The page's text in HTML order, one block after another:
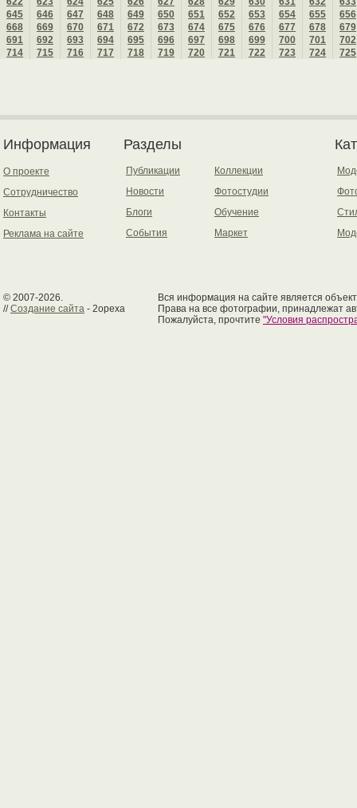
645
646 647 648 649 650 651 652 653 654 655
656
668
669 670 671 672 673 674 675 676 677 678
679
691
692 693 694 695 696 697 698 699 700 701
702
714
715 716 717 718 719 720 721 722 723 724 725
Информация
О проекте
Сотрудничество
Контакты
Реклама на сайте
Разделы
Публикации
Новости
Блоги
События
Коллекции
Фотостудии
Обучение
Маркет
© 2007-2026.
//Создание сайта - 2opexa
Вся информация на сайте является
Права на все фотографии, принадлежат
Пожалуйста, прочтите "Условия